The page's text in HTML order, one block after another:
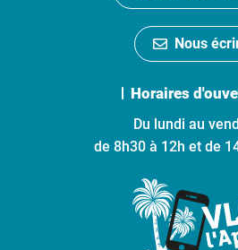
Nous
Horaires
Du lundi au
de 8h30 à 12h et de